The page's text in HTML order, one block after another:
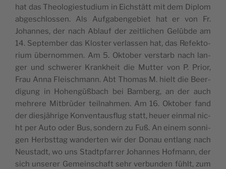
hat das Theo­lo­gi­e­stu­di­um in Eic­hs­tätt mit dem Diplom
abge­sc­hlos­sen. Als Auf­ga­ben­ge­bi­et hat er von Fr.
Johan­nes, der nach Abla­uf der zei­tlic­hen Gelüb­de am
14. Sep­tem­ber das Klo­s­ter ver­las­sen hat, das Refek­to­
ri­um über­nom­men. Am 5. Okt­ober ver­s­tarb nach lan­
ger und schwe­rer Krank­he­it die Mut­ter von P. Pri­or,
Frau Anna Fle­i­sc­hmann. Abt Tho­mas M. hielt die Beer­
di­gung in Hohen­güßbach bei Bam­berg, an der auch
mehre­re Mit­brüder teil­na­hmen. Am 16. Okt­ober fand
der dies­jähr­ige Kon­ven­ta­u­s­flug statt, heu­er ein­mal nic­
ht per Auto oder Bus, son­dern zu Fuß. An einem son­ni­
gen Herb­st­tag wan­der­ten wir der Donau entlang nach
Neu­s­tadt, wo uns Stadt­p­fa­rrer Johan­nes Hof­mann, der
sich unse­rer Geme­in­sc­ha­ft sehr ver­bun­den fühlt, zum